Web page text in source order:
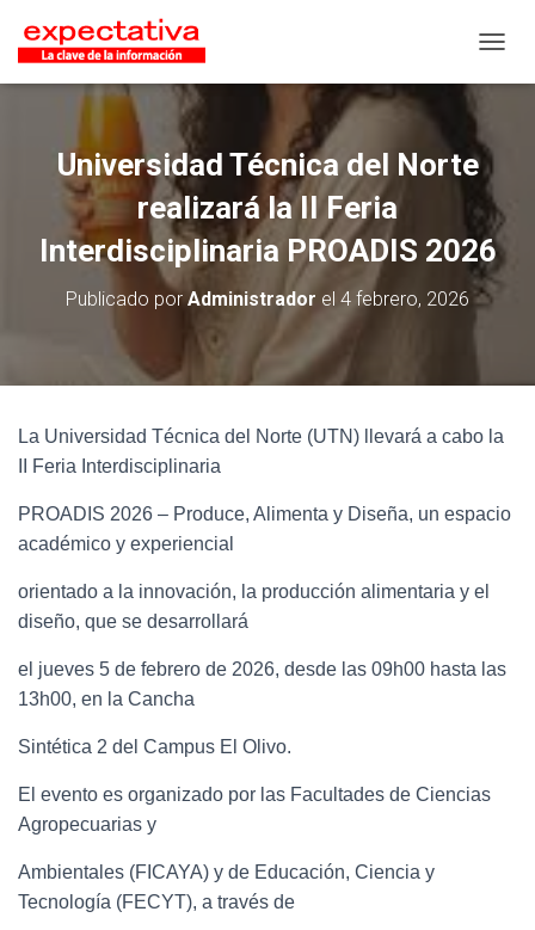
Universidad Técnica del Norte
realizará la II Feria
Interdisciplinaria PROADIS 2026
Publicado porAdministrador el 4 febrero, 2026
La Universidad Técnica del Norte (UTN) llevará a cabo la
II Feria Interdisciplinaria
PROADIS 2026 – Produce, Alimenta y Diseña, un espacio
académico y experiencial
orientado a la innovación, la producción alimentaria y el
diseño, que se desarrollará
el jueves 5 de febrero de 2026, desde las 09h00 hasta las
13h00, en la Cancha
Sintética 2 del Campus El Olivo.
El evento es organizado por las Facultades de Ciencias
Agropecuarias y
Ambientales (FICAYA) y de Educación, Ciencia y
Tecnología (FECYT), a través de